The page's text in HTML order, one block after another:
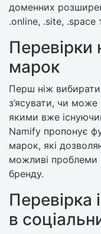
доменних
.online, .site, .space
Перевірки
марок
Перш ніж вибирати
з’ясувати, чи
якими вже
Namify пропонує
марок, які
можливі проблеми
бренду.
Перевірка
в